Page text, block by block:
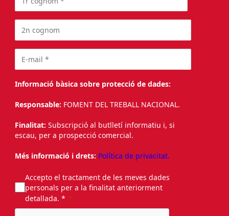
Informació bàsica sobre protecció de dades:
Responsable: FOMENT DEL TREBALL NACIONAL.
Finalitat: Subscripció al butlletí informatiu i, si
escau, per a prospecció comercial.
Més informació i drets: Política de privacitat.
Accepto el tractament de les meves dades
personals per a la finalitat anteriorment
detallada. *